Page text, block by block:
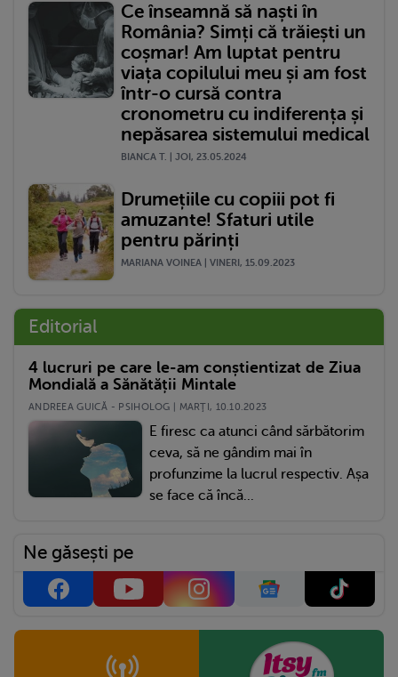
Ce înseamnă să naști în
România? Simți că trăiești un
coșmar! Am luptat pentru
viața copilului meu și am fost
într-o cursă contra
cronometru cu indiferența și
nepăsarea sistemului medical
BIANCA T. | JOI, 23.05.2024
Drumețiile cu copiii pot fi
amuzante! Sfaturi utile
pentru părinți
MARIANA VOINEA | VINERI, 15.09.2023
Editorial
4 lucruri pe care le-am conștientizat de Ziua
Mondială a Sănătății Mintale
ANDREEA GUICĂ - PSIHOLOG | MARŢI, 10.10.2023
E firesc ca atunci când sărbătorim
ceva, să ne gândim mai în
profunzime la lucrul respectiv. Așa
se face că încă...
Ne găsești pe